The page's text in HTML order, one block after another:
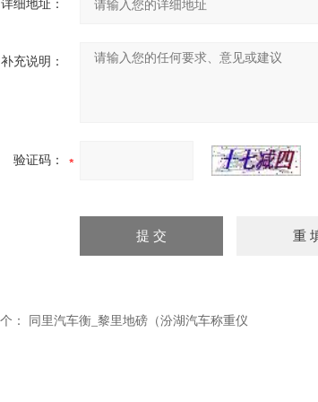
详细地址：
补充说明：
验证码：
： 同里汽车衡_黎里地磅（汾湖汽车称重仪